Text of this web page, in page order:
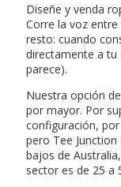
Diseñe y venda
Corre la voz
resto: cuando
directamente a tu
parece).
Nuestra opción
por mayor. Por
configuración,
pero Tee
bajos de
sector es de 25 a